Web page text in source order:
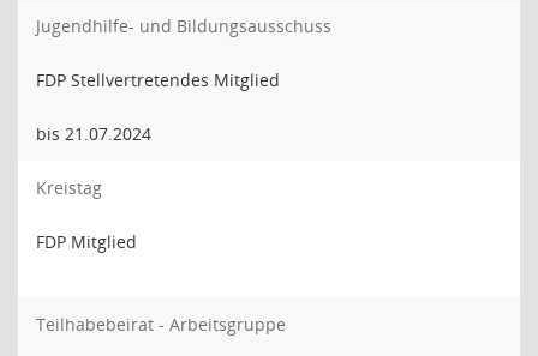
Jugendhilfe- und Bildungsausschuss
FDP Stellvertretendes Mitglied
bis 21.07.2024
Kreistag
FDP Mitglied
Teilhabebeirat - Arbeitsgruppe